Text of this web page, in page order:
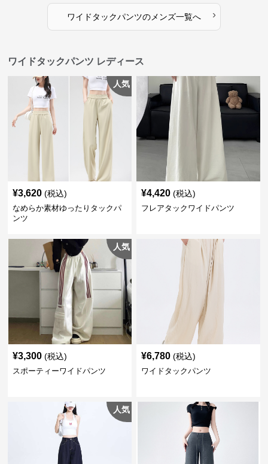
ワイドタックパンツのメンズ一覧へ ›
ワイドタックパンツ レディース
人気
¥3,620 (税込)
なめらか素材ゆったりタックパ
ンツ
¥4,420 (税込)
フレアタックワイドパンツ
人気
¥3,300 (税込)
スポーティーワイドパンツ
¥6,780 (税込)
ワイドタックパンツ
人気